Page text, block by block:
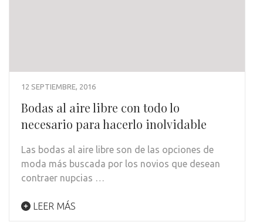
12 SEPTIEMBRE, 2016
Bodas al aire libre con todo lo
necesario para hacerlo inolvidable
Las bodas al aire libre son de las opciones de
moda más buscada por los novios que desean
contraer nupcias …
LEER MÁS